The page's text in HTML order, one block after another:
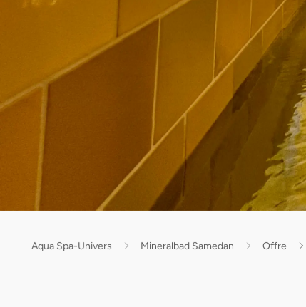
Aqua Spa-Univers Mineralbad Samedan Offre